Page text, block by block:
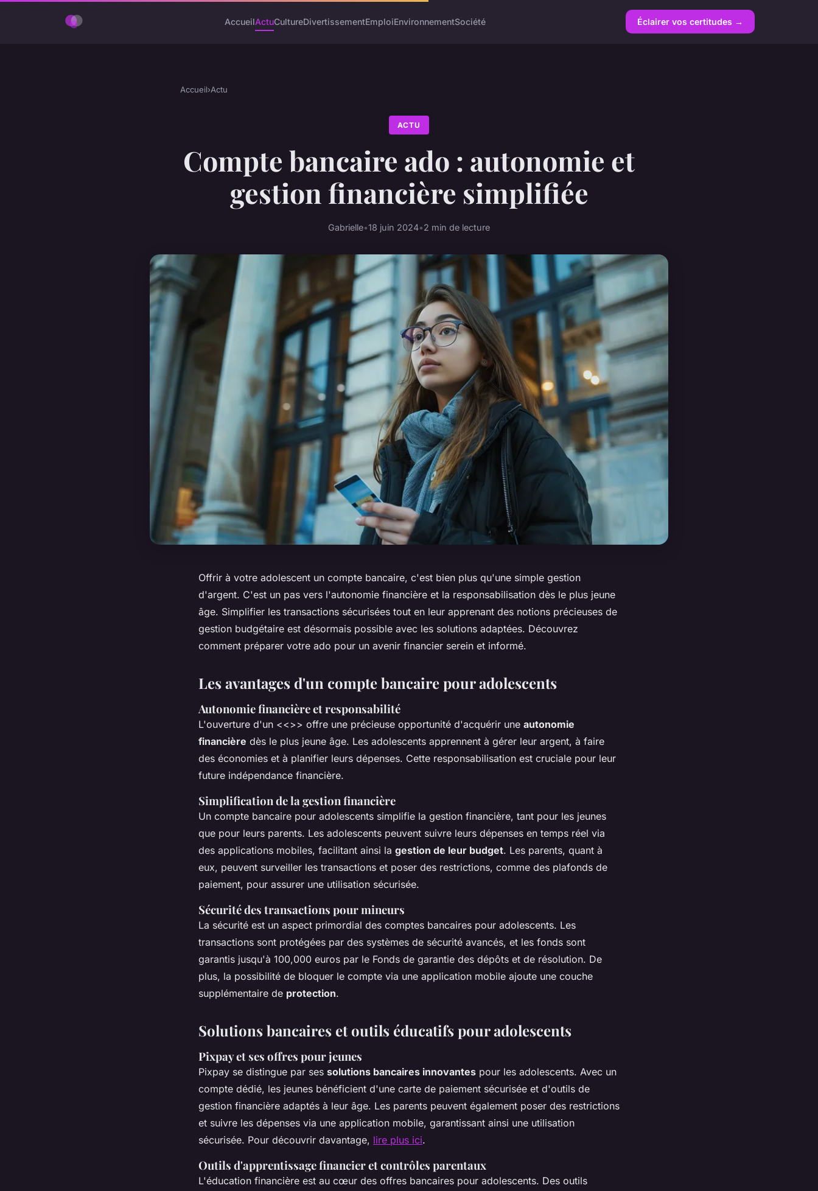
AccueilActuCultureDivertissementEmploiEnvironnementSociété Éclairer vos certitudes →
Accueil›Actu
ACTU
Compte bancaire ado : autonomie et
gestion financière simplifiée
Gabrielle•18 juin 2024•2 min de lecture
Offrir à votre adolescent un compte bancaire, c'est bien plus qu'une simple gestion
d'argent. C'est un pas vers l'autonomie financière et la responsabilisation dès le plus jeune
âge. Simplifier les transactions sécurisées tout en leur apprenant des notions précieuses de
gestion budgétaire est désormais possible avec les solutions adaptées. Découvrez
comment préparer votre ado pour un avenir financier serein et informé.
Les avantages d'un compte bancaire pour adolescents
Autonomie financière et responsabilité
L'ouverture d'un <<>> offre une précieuse opportunité d'acquérir une autonomie
financière dès le plus jeune âge. Les adolescents apprennent à gérer leur argent, à faire
des économies et à planifier leurs dépenses. Cette responsabilisation est cruciale pour leur
future indépendance financière.
Simplification de la gestion financière
Un compte bancaire pour adolescents simplifie la gestion financière, tant pour les jeunes
que pour leurs parents. Les adolescents peuvent suivre leurs dépenses en temps réel via
des applications mobiles, facilitant ainsi la gestion de leur budget. Les parents, quant à
eux, peuvent surveiller les transactions et poser des restrictions, comme des plafonds de
paiement, pour assurer une utilisation sécurisée.
Sécurité des transactions pour mineurs
La sécurité est un aspect primordial des comptes bancaires pour adolescents. Les
transactions sont protégées par des systèmes de sécurité avancés, et les fonds sont
garantis jusqu'à 100,000 euros par le Fonds de garantie des dépôts et de résolution. De
plus, la possibilité de bloquer le compte via une application mobile ajoute une couche
supplémentaire de protection.
Solutions bancaires et outils éducatifs pour adolescents
Pixpay et ses offres pour jeunes
Pixpay se distingue par ses solutions bancaires innovantes pour les adolescents. Avec un
compte dédié, les jeunes bénéficient d'une carte de paiement sécurisée et d'outils de
gestion financière adaptés à leur âge. Les parents peuvent également poser des restrictions
et suivre les dépenses via une application mobile, garantissant ainsi une utilisation
sécurisée. Pour découvrir davantage, lire plus ici.
Outils d'apprentissage financier et contrôles parentaux
L'éducation financière est au cœur des offres bancaires pour adolescents. Des outils